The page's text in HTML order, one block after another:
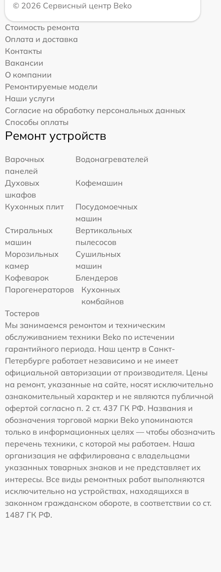
© 2026 Сервисный центр Beko
Стоимость ремонта
Оплата и доставка
Контакты
Вакансии
О компании
Ремонтируемые модели
Наши услуги
Согласие на обработку персональных данных
Способы оплаты
Ремонт устройств
Варочных
панелей
Водонагревателей
Духовых
шкафов
Кофемашин
Кухонных плит
Посудомоечных
машин
Стиральных
машин
Вертикальных
пылесосов
Морозильных
камер
Сушильных
машин
Кофеварок
Блендеров
Парогенераторов
Кухонных
комбайнов
Тостеров
Мы занимаемся ремонтом и техническим
обслуживанием техники Beko по истечении
гарантийного периода. Наш центр в Санкт-
Петербурге работает независимо и не имеет
официальной авторизации от производителя. Цены
на ремонт, указанные на сайте, носят исключительно
ознакомительный характер и не являются публичной
офертой согласно п. 2 ст. 437 ГК РФ. Названия и
обозначения торговой марки Beko упоминаются
только в информационных целях — чтобы обозначить
перечень техники, с которой мы работаем. Наша
организация не аффилирована с владельцами
указанных товарных знаков и не представляет их
интересы. Все виды ремонтных работ выполняются
исключительно на устройствах, находящихся в
законном гражданском обороте, в соответствии со ст.
1487 ГК РФ.